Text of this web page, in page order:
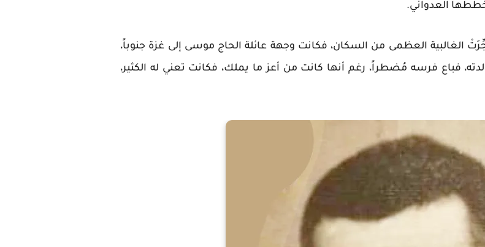
العدواني.
1948م، وعلى إثرها هُجِّرَتْ الغالبية العظمى من السكان، فكانت وجهة عائلة الحاج موسى إلى غزة جنوباً،
فباع فرسه مُضطراً، رغم أنها كانت من أعز ما يملك، فكانت تعني له الكثير،